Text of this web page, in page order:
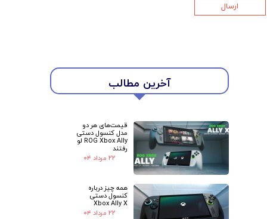
آخرین مطالب
قیمت‌های هر دو
مدل کنسول دستی
ROG Xbox Ally لو
رفتند
۲۲ مرداد ۰۴
همه چیز درباره
کنسول دستی
Xbox Ally X
۲۲ مرداد ۰۴
ارسال